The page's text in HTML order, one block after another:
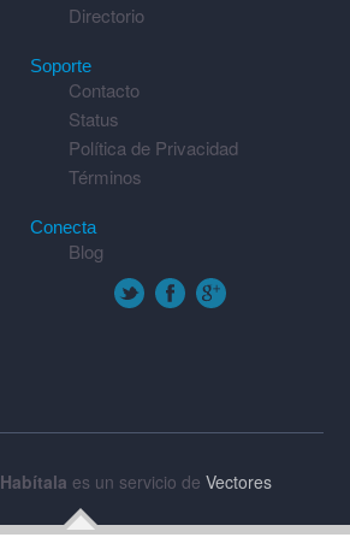
Directorio
Soporte
Contacto
Status
Política de Privacidad
Términos
Conecta
Blog
Habítala es un servicio de Vectores